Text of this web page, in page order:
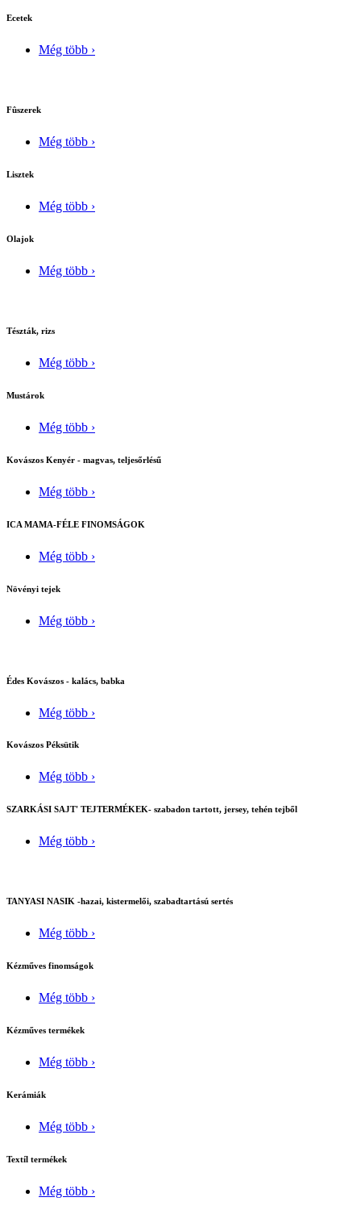
Ecetek
Még több ›
Fûszerek
Még több ›
Lisztek
Még több ›
Olajok
Még több ›
Tészták, rizs
Még több ›
Mustárok
Még több ›
Kovászos Kenyér - magvas, teljesőrlésű
Még több ›
ICA MAMA-FÉLE FINOMSÁGOK
Még több ›
Növényi tejek
Még több ›
Édes Kovászos - kalács, babka
Még több ›
Kovászos Péksütik
Még több ›
SZARKÁSI SAJT' TEJTERMÉKEK- szabadon tartott, jersey, tehén tejből
Még több ›
TANYASI NASIK -hazai, kistermelői, szabadtartású sertés
Még több ›
Kézműves finomságok
Még több ›
Kézműves termékek
Még több ›
Kerámiák
Még több ›
Textíl termékek
Még több ›